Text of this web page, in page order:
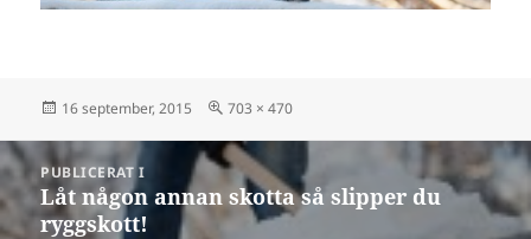
Postat
16 september, 2015
Full
703 × 470
Inläggsnavigering
PUBLICERAT I
Låt någon annan skotta så slipper du
ryggskott!